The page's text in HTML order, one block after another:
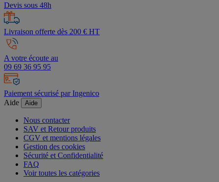
Devis sous 48h
Livraison offerte dès 200 € HT
A votre écoute au
09 69 36 95 95
Paiement sécurisé par Ingenico
Aide
Aide
Nous contacter
SAV et Retour produits
CGV et mentions légales
Gestion des cookies
Sécurité et Confidentialité
FAQ
Voir toutes les catégories